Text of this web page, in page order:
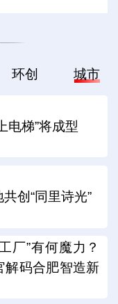
环创 城市
电梯”将成型
创“同里诗光”
厂”有何魔力？
解码合肥智造新